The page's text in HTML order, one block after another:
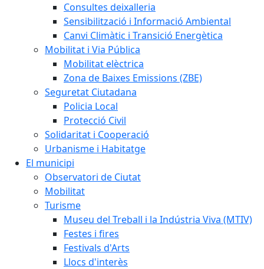
Consultes deixalleria
Sensibilització i Informació Ambiental
Canvi Climàtic i Transició Energètica
Mobilitat i Via Pública
Mobilitat elèctrica
Zona de Baixes Emissions (ZBE)
Seguretat Ciutadana
Policia Local
Protecció Civil
Solidaritat i Cooperació
Urbanisme i Habitatge
El municipi
Observatori de Ciutat
Mobilitat
Turisme
Museu del Treball i la Indústria Viva (MTIV)
Festes i fires
Festivals d'Arts
Llocs d'interès